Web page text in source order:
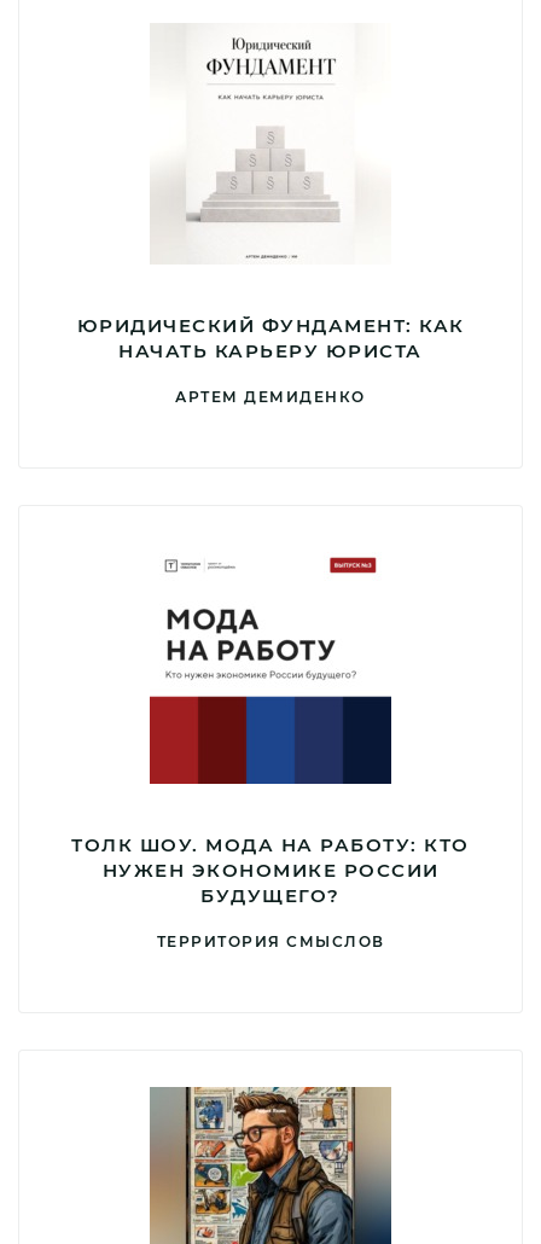
ЮРИДИЧЕСКИЙ ФУНДАМЕНТ: КАК
НАЧАТЬ КАРЬЕРУ ЮРИСТА
АРТЕМ ДЕМИДЕНКО
ТОЛК ШОУ. МОДА НА РАБОТУ: КТО
НУЖЕН ЭКОНОМИКЕ РОССИИ
БУДУЩЕГО?
ТЕРРИТОРИЯ СМЫСЛОВ